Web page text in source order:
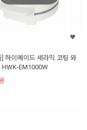
] 하이메이드 세라믹 코팅 와
HWK-EM1000W